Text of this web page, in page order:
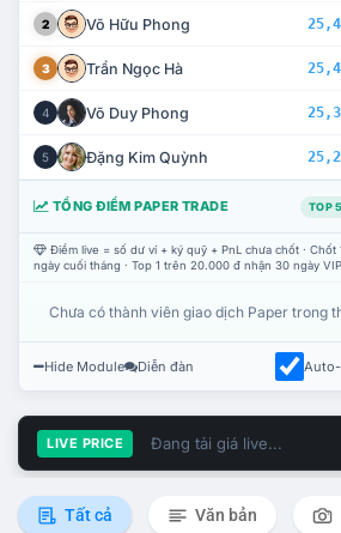
2 Võ Hữu Phong
3 Trần Ngọc Hà
4 Võ Duy Phong
5 Đặng Kim Quỳnh
TỔNG ĐIỂM PAPER TRADE TOP
Điểm live = số dư ví + ký quỹ + PnL chưa chốt · Chốt
ngày cuối tháng · Top 1 trên 20.000 đ nhận 30 ngày VIP
Chưa có thành viên giao dịch Paper trong
Hide Module Diễn đàn
LIVE PRICE Đang tải giá live...
Tất cả Văn bản